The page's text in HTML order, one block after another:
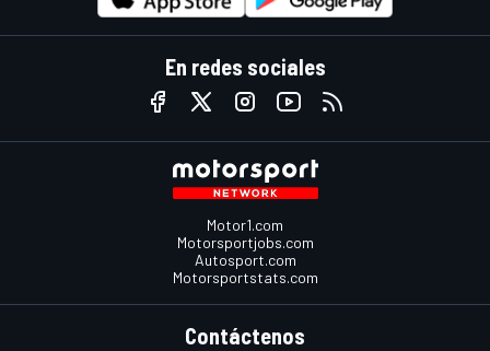
En redes sociales
Motor1.com
Motorsportjobs.com
Autosport.com
Motorsportstats.com
Contáctenos